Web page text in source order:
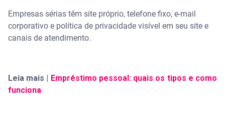
Empresas sérias têm site próprio, telefone fixo, e-mail
corporativo e política de privacidade visível em seu site e
canais de atendimento.
Leia mais |
Empréstimo pessoal: quais os tipos e como
funciona